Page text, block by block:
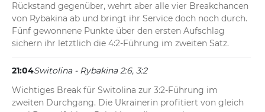
Rückstand gegenüber, wehrt aber alle vier Breakchancen
von Rybakina ab und bringt ihr Service doch noch durch.
Fünf gewonnene Punkte über den ersten Aufschlag
sichern ihr letztlich die 4:2-Führung im zweiten Satz.
21:04Switolina - Rybakina 2:6, 3:2
Wichtiges Break für Switolina zur 3:2-Führung im
zweiten Durchgang. Die Ukrainerin profitiert von gleich